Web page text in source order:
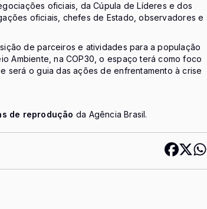
oficiais, da Cúpula de Líderes e dos
oficiais, chefes de Estado, observadores e
de parceiros e atividades para a população
Ambiente, na COP30, o espaço terá como foco
será o guia das ações de enfrentamento à crise
de reprodução da Agência Brasil.